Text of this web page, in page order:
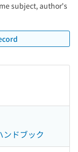
subject, author's
ンドブック